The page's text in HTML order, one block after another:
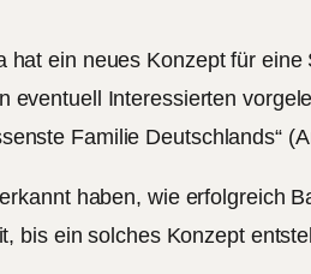
hat ein neues Konzept für
eventuell Interessierten
Familie Deutschlands“
haben, wie erfolgreich
bis ein solches Konzept